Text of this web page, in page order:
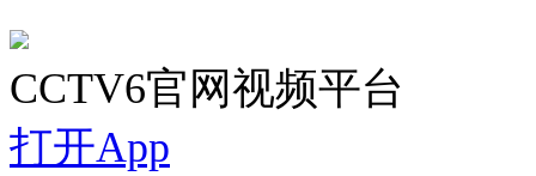
CCTV6官网视频平台
打开App